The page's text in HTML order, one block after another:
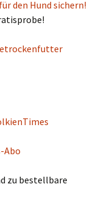
den Hund sichern!
Abo
zu bestellbare